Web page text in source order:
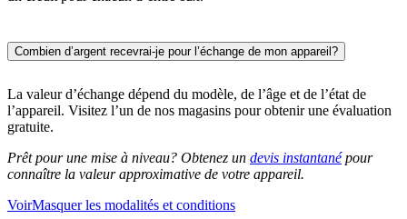
Combien d’argent recevrai-je pour l’échange de mon appareil?
La valeur d’échange dépend du modèle, de l’âge et de l’état de
l’appareil. Visitez l’un de nos magasins pour obtenir une évaluation
gratuite.
Prêt pour une mise à niveau? Obtenez un devis instantanépour
connaître la valeur approximative de votre appareil.
VoirMasquerles modalités et conditions